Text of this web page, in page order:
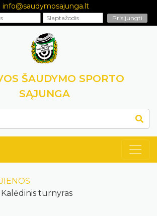
info@saudymosajunga.lt
ŠAUDYMO SPORTO
SĄJUNGA
Kalėdinis turnyras